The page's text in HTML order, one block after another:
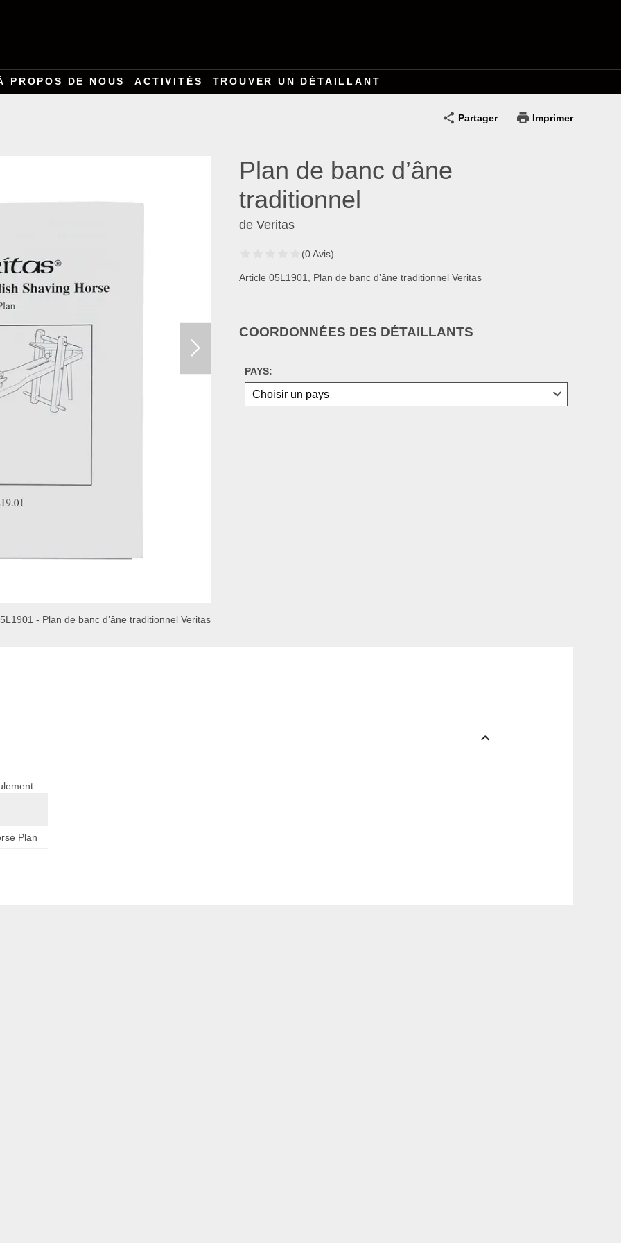
PROPOS DE NOUS ACTIVITÉS TROUVER UN DÉTAILLANT
Partager Imprimer
- Plan de banc d’âne traditionnel Veritas
Plan de banc d’âne
traditionnel
de Veritas
(0 Avis)
Article 05L1901, Plan de banc d’âne traditionnel Veritas
COORDONNÉES DES DÉTAILLANTS
PAYS:
Plan